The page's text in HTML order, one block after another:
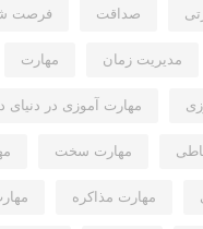
صداقت فرصت
مدیریت زمان مهارت
مهارت آموزی در دنیای
مهارت سخت
مهارت مذاکره